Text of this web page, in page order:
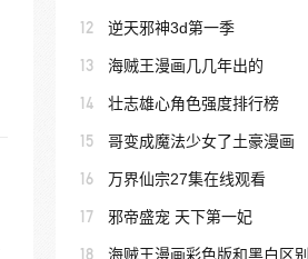
12 逆天邪神3d第一季
13 海贼王漫画几几年出的
14 壮志雄心角色强度排行榜
15 哥变成魔法少女了土豪漫画
16 万界仙宗27集在线观看
17 邪帝盛宠 天下第一妃
18 海贼王漫画彩色版和黑白区别